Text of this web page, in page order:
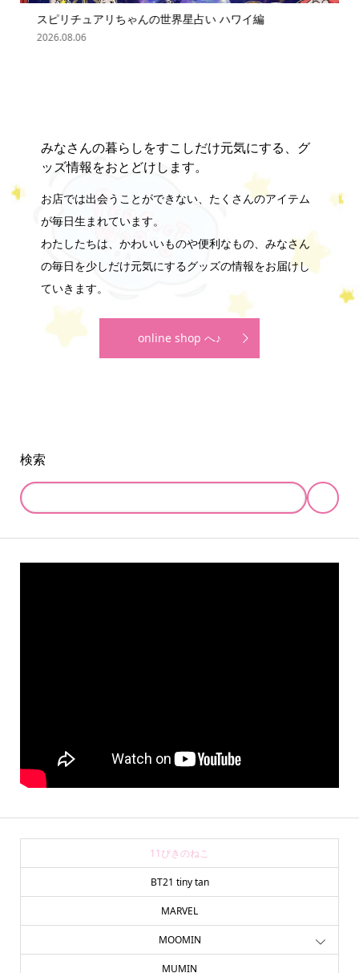
スピリチュアリちゃんの世界星占い ハワイ編
2026.08.06
みなさんの暮らしをすこしだけ元気にする、グ
ッズ情報をおとどけします。
お店では出会うことができない、たくさんのアイテム
が毎日生まれています。
わたしたちは、かわいいものや便利なもの、みなさん
の毎日を少しだけ元気にするグッズの情報をお届けし
ていきます。
online shop へ♪
検索
11ぴきのねこ
BT21 tiny tan
MARVEL
MOOMIN
MUMIN